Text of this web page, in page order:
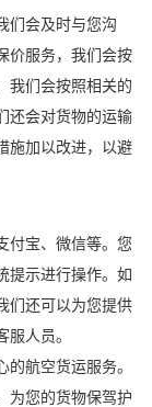
们会及时与您沟
价服务，我们会按
我们会按照相关的
还会对货物的运输
施加以改进，以避
付宝、微信等。您
提示进行操作。如
们还可以为您提供
人员。
航空货运服务。
为您的货物保驾护